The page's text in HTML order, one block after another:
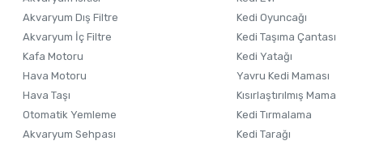
Akvaryum Dış Filtre
Akvaryum İç Filtre
Kafa Motoru
Hava Motoru
Hava Taşı
Otomatik Yemleme
Akvaryum Sehpası
Kedi Oyuncağı
Kedi Taşıma Çantası
Kedi Yatağı
Yavru Kedi Maması
Kısırlaştırılmış Mama
Kedi Tırmalama
Kedi Tarağı